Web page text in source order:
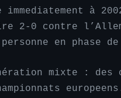
à
2-0 contre
en phase de
mixte : des